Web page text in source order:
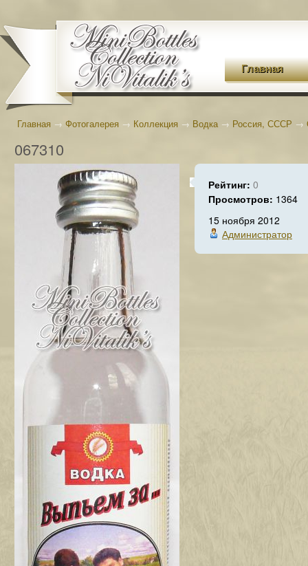
Главная
Главная → Фотогалерея → Коллекция → Водка→ Россия, СССР →
067310
Рейтинг: 0
Просмотров: 1364
15 ноября 2012
Администратор